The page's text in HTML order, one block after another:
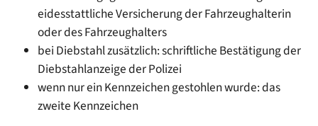
eidesstattliche Versicherung der Fahrzeughalterin
oder des Fahrzeughalters
bei Diebstahl zusätzlich: schriftliche Bestätigung der
Diebstahlanzeige der Polizei
wenn nur ein Kennzeichen gestohlen wurde: das
zweite Kennzeichen